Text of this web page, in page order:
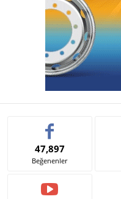
47,897
Beğenenler